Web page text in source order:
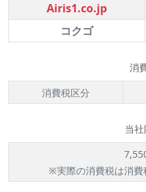
Airis1.co.jp
コクゴ
消
消費税区分
当
※実際の消費税は消費